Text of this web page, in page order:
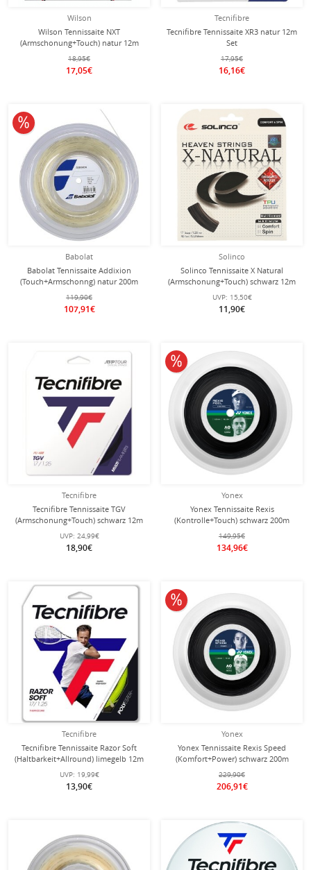
Wilson
Wilson Tennissaite NXT
(Armschonung+Touch) natur 12m
Set
18,95€
17,05€
Tecnifibre
Tecnifibre Tennissaite XR3 natur 12m
Set
17,95€
16,16€
Babolat
Babolat Tennissaite Addixion
(Touch+Armschonng) natur 200m
Rolle
119,90€
107,91€
10% reduziert
Solinco
Solinco Tennissaite X Natural
(Armschonung+Touch) schwarz 12m
Set
UVP: 15,50€
11,90€
Tecnifibre
Tecnifibre Tennissaite TGV
(Armschonung+Touch) schwarz 12m
Set
UVP: 24,99€
18,90€
Yonex
Yonex Tennissaite Rexis
(Kontrolle+Touch) schwarz 200m
Rolle
149,95€
134,96€
10% reduziert
Tecnifibre
Tecnifibre Tennissaite Razor Soft
(Haltbarkeit+Allround) limegelb 12m
Set
UVP: 19,99€
13,90€
Yonex
Yonex Tennissaite Rexis Speed
(Komfort+Power) schwarz 200m
Rolle
229,90€
206,91€
10% reduziert